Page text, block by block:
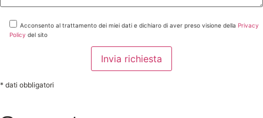
Acconsento al trattamento dei miei dati e dichiaro di aver preso visione della Privacy
Policy del sito
* dati obbligatori